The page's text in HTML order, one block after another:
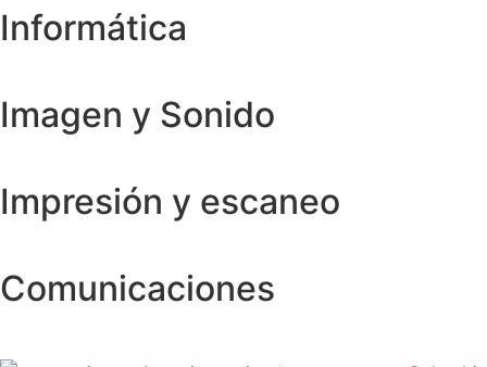
Informática
Imagen y Sonido
Impresión y escaneo
Comunicaciones